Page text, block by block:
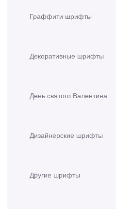
Граффити шрифты
Декоративные шрифты
День святого Валентина
Дизайнерские шрифты
Другие шрифты